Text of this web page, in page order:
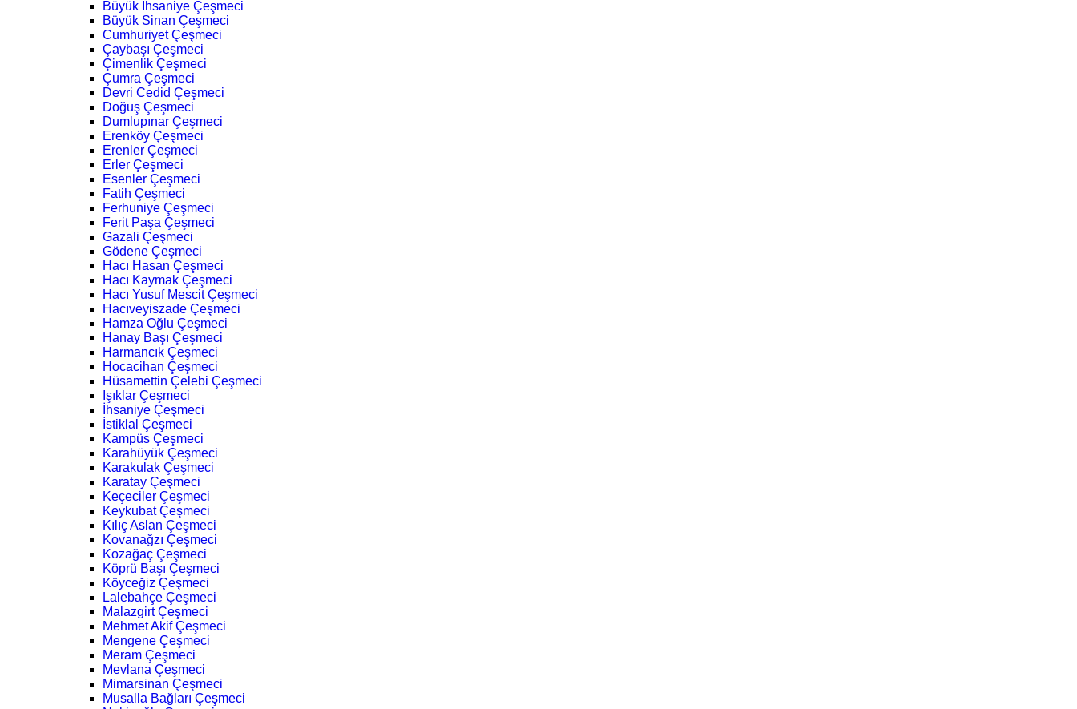
Büyük İhsaniye Çeşmeci
Büyük Sinan Çeşmeci
Cumhuriyet Çeşmeci
Çaybaşı Çeşmeci
Çimenlik Çeşmeci
Çumra Çeşmeci
Devri Cedid Çeşmeci
Doğuş Çeşmeci
Dumlupınar Çeşmeci
Erenköy Çeşmeci
Erenler Çeşmeci
Erler Çeşmeci
Esenler Çeşmeci
Fatih Çeşmeci
Ferhuniye Çeşmeci
Ferit Paşa Çeşmeci
Gazali Çeşmeci
Gödene Çeşmeci
Hacı Hasan Çeşmeci
Hacı Kaymak Çeşmeci
Hacı Yusuf Mescit Çeşmeci
Hacıveyiszade Çeşmeci
Hamza Oğlu Çeşmeci
Hanay Başı Çeşmeci
Harmancık Çeşmeci
Hocacihan Çeşmeci
Hüsamettin Çelebi Çeşmeci
Işıklar Çeşmeci
İhsaniye Çeşmeci
İstiklal Çeşmeci
Kampüs Çeşmeci
Karahüyük Çeşmeci
Karakulak Çeşmeci
Karatay Çeşmeci
Keçeciler Çeşmeci
Keykubat Çeşmeci
Kılıç Aslan Çeşmeci
Kovanağzı Çeşmeci
Kozağaç Çeşmeci
Köprü Başı Çeşmeci
Köyceğiz Çeşmeci
Lalebahçe Çeşmeci
Malazgirt Çeşmeci
Mehmet Akif Çeşmeci
Mengene Çeşmeci
Meram Çeşmeci
Mevlana Çeşmeci
Mimarsinan Çeşmeci
Musalla Bağları Çeşmeci